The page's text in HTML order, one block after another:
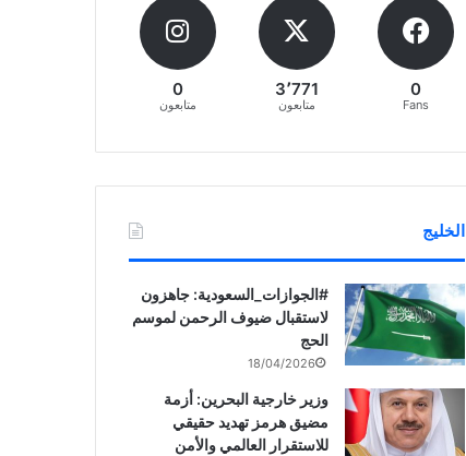
0
Fans
3٬771
متابعون
0
متابعون
الخليج
‏‎#الجوازات_السعودية: جاهزون
لاستقبال ضيوف الرحمن لموسم
الحج
18/04/2026
وزير خارجية البحرين: أزمة
مضيق هرمز تهديد حقيقي
للاستقرار العالمي والأمن